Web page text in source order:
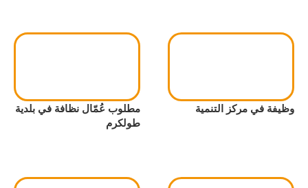
وظيفة في مركز التنمية
مطلوب عُمّال نظافة في بلدية
طولكرم